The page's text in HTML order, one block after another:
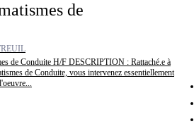
de
de Conduite H/F DESCRIPTION : Rattaché.e à
de Conduite, vous intervenez essentiellement